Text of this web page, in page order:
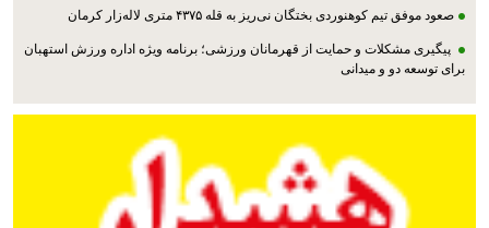
صعود موفق تیم کوهنوردی بختگان نی‌ریز به قله ۴۳۷۵ متری لاله‌زار کرمان
پیگیری مشکلات و حمایت از قهرمانان ورزشی؛ برنامه ویژه اداره ورزش استهبان
برای توسعه دو و میدانی